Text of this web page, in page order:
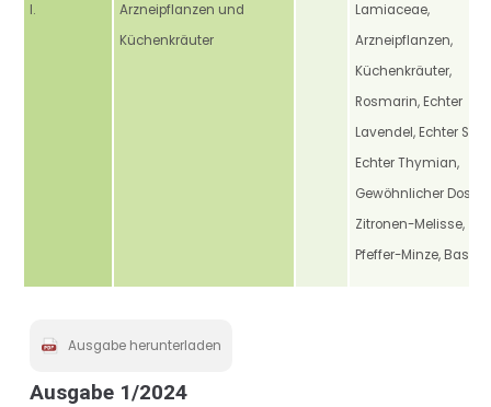
I.
Arzneipflanzen und
Küchenkräuter
Lamiaceae,
Arzneipflanzen,
Küchenkräuter,
Rosmarin, Echter
Lavendel, Echter
Echter Thymian,
Gewöhnlicher Dost,
Zitronen-Melisse,
Pfeffer-Minze,
Ausgabe herunterladen
Ausgabe 1/2024